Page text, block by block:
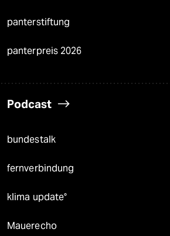
panterstiftung
panterpreis 2026
Podcast
bundestalk
fernverbindung
klima update°
Mauerecho